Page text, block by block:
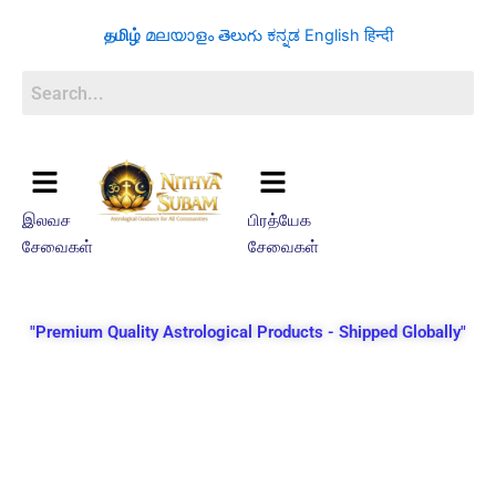
தமிழ் മലയാളം తెలుగు ಕನ್ನಡ English हिन्दी
இலவச
சேவைகள்
பிரத்யேக
சேவைகள்
"Premium Quality Astrological Products - Shipped Globally"